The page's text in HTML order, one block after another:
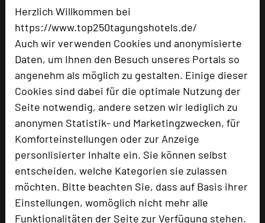
Herzlich Willkommen bei
https://www.top250tagungshotels.de/
Auch wir verwenden Cookies und anonymisierte
Daten, um Ihnen den Besuch unseres Portals so
angenehm als möglich zu gestalten. Einige dieser
Cookies sind dabei für die optimale Nutzung der
Seite notwendig, andere setzen wir lediglich zu
anonymen Statistik- und Marketingzwecken, für
Komforteinstellungen oder zur Anzeige
personlisierter Inhalte ein. Sie können selbst
entscheiden, welche Kategorien sie zulassen
möchten. Bitte beachten Sie, dass auf Basis ihrer
Einstellungen, womöglich nicht mehr alle
Funktionalitäten der Seite zur Verfügung stehen.
Parlamentbestuhlung
U-Form
Stuhlreihen
8
Raumhöhe
3,80 m
Tageslicht
ja
Klimaanlage
ja
Abgeteilter Gruppenraum mit schönem Blick
auf den Park.